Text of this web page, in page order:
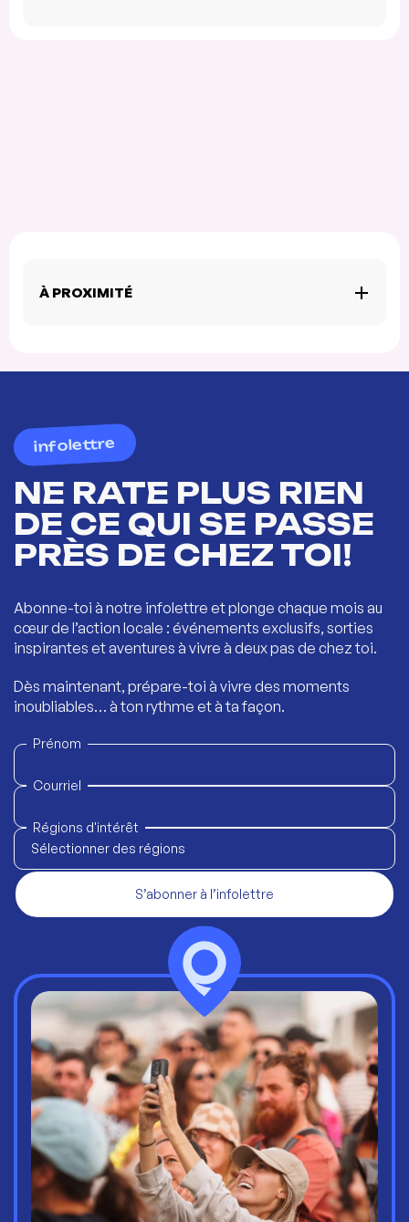
À PROXIMITÉ
infolettre
NE RATE PLUS RIEN
DE CE QUI SE PASSE
PRÈS DE CHEZ TOI!
Abonne-toi à notre infolettre et plonge chaque mois au
cœur de l’action locale : événements exclusifs, sorties
inspirantes et aventures à vivre à deux pas de chez toi.
Dès maintenant, prépare-toi à vivre des moments
inoubliables… à ton rythme et à ta façon.
Prénom
Courriel
Régions d'intérêt
Sélectionner des régions
S’abonner à l’infolettre